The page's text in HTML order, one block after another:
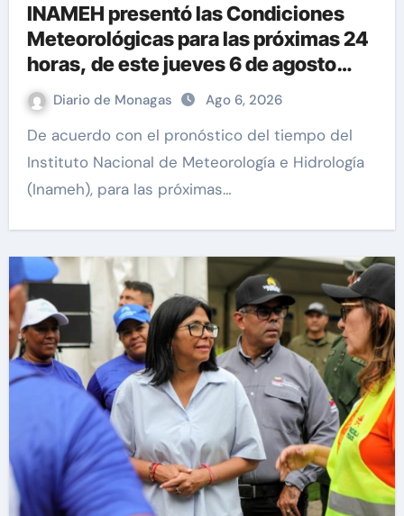
INAMEH presentó las Condiciones
Meteorológicas para las próximas 24
horas, de este jueves 6 de agosto
2026Diario de Monagas Ago 6, 2026
De acuerdo con el pronóstico del tiempo del
Instituto Nacional de Meteorología e Hidrología
(Inameh), para las próximas…